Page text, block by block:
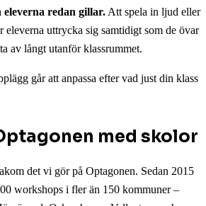
redan gillar. Att spela in ljud eller
eleverna uttrycka sig samtidigt som de övar
av långt utanför klassrummet.
går att anpassa efter vad just din klass
med skolor
det vi gör på Optagonen. Sedan 2015
workshops i fler än 150 kommuner –